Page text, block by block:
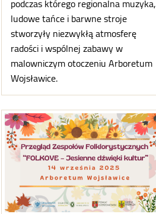
ludowe tańce i barwne stroje
stworzyły niezwykłą atmosferę
radości i wspólnej zabawy w
malowniczym otoczeniu Arboretum
Wojsławice.